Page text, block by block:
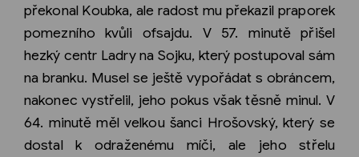
překonal Koubka, ale radost mu překazil praporek
pomezního kvůli ofsajdu. V 57. minutě přišel
hezký centr Ladry na Sojku, který postupoval sám
na branku. Musel se ještě vypořádat s obráncem,
nakonec vystřelil, jeho pokus však těsně minul. V
64. minutě měl velkou šanci Hrošovský, který se
dostal k odraženému míči, ale jeho střelu